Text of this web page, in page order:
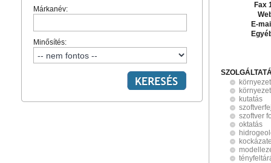
Márkanév:
Minősítés:
Fax
E-
kutatás
szoftver
oktatás